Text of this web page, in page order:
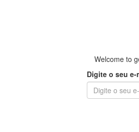
Welcome to
Digite o seu e-